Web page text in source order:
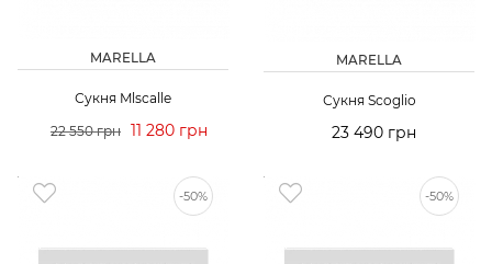
MARELLA
Сукня Mlscalle
22 550 грн 11 280 грн
MARELLA
Сукня Scoglio
23 490 грн
-50% -50%